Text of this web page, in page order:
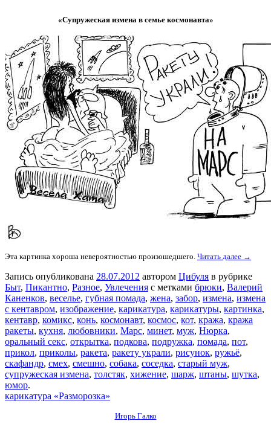
«Супружеская измена в семье космонавта»
Эта картинка хороша невероятностью произошедшего. Читать далее →
Запись опубликована 28.07.2012 автором Цибуля в рубрике
Быт, Пикантно, Разное, Увлечения с метками брюки, Валерий
Каненков, веселье, губная помада, жена, забор, измена, измена
с кентавром, изображение, карикатура, карикатуры, картинка,
кентавр, комикс, конь, космонавт, космос, кот, кража, кража
ракеты, кухня, любовники, Марс, минет, муж, Нюрка,
оральный секс, открытка, подкова, подружка, помада, пот,
прикол, приколы, ракета, ракету украли, рисунок, ружьё,
скафандр, смех, смешно, собака, соседка, старый муж,
супружеская измена, толстяк, хижение, шарж, штаны, шутка,
юмор.
карикатура «Разморозка»
Игорь Галко